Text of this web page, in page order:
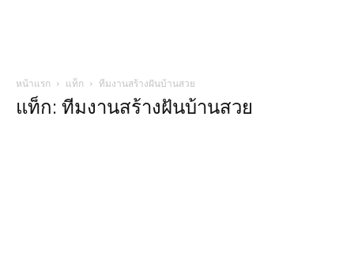
หน้าแรก แท็ก ทีมงานสร้างฝันบ้านสวย
แท็ก: ทีมงานสร้างฝันบ้านสวย